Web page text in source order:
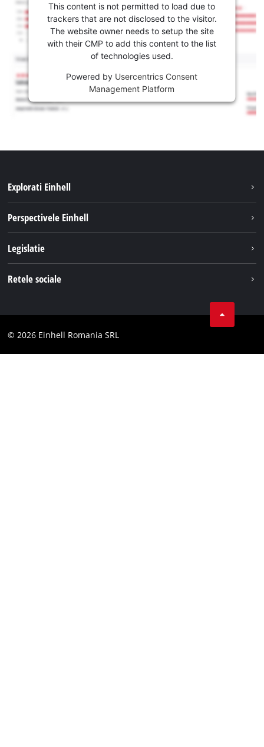
This content is not permitted to load due to
trackers that are not disclosed to the visitor.
The website owner needs to setup the site
with their CMP to add this content to the list
of technologies used.
Powered by Usercentrics Consent
Management Platform
Explorati Einhell
Sistemul de acumulatori
Perspectivele Einhell
Einhell in lume
Legislatie
Declaratie de accesibilitate
Retele sociale
Facebook
© 2026 Einhell Romania SRL